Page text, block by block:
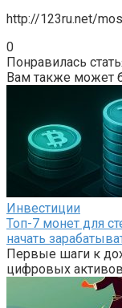
http://123ru.net/
0
Понравилась
Вам также может
Инвестиции
Топ-7 монет для
начать
Первые шаги к
цифровых